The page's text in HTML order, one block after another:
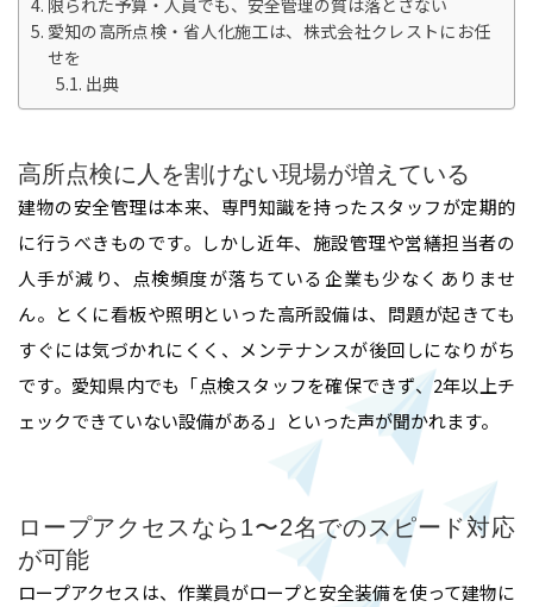
愛知の高所点検・省人化施工は、株式会社クレストにお任
せを
出典
高所点検に人を割けない現場が増えている
建物の安全管理は本来、専門知識を持ったスタッフが定期的
に行うべきものです。しかし近年、施設管理や営繕担当者の
人手が減り、点検頻度が落ちている企業も少なくありませ
ん。とくに看板や照明といった高所設備は、問題が起きても
すぐには気づかれにくく、メンテナンスが後回しになりがち
です。愛知県内でも「点検スタッフを確保できず、2年以上チ
ェックできていない設備がある」といった声が聞かれます。
ロープアクセスなら1〜2名でのスピード対応
が可能
ロープアクセスは、作業員がロープと安全装備を使って建物に